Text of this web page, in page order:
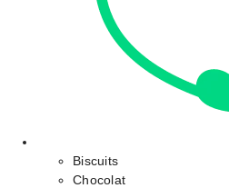
Biscuits
Chocolat